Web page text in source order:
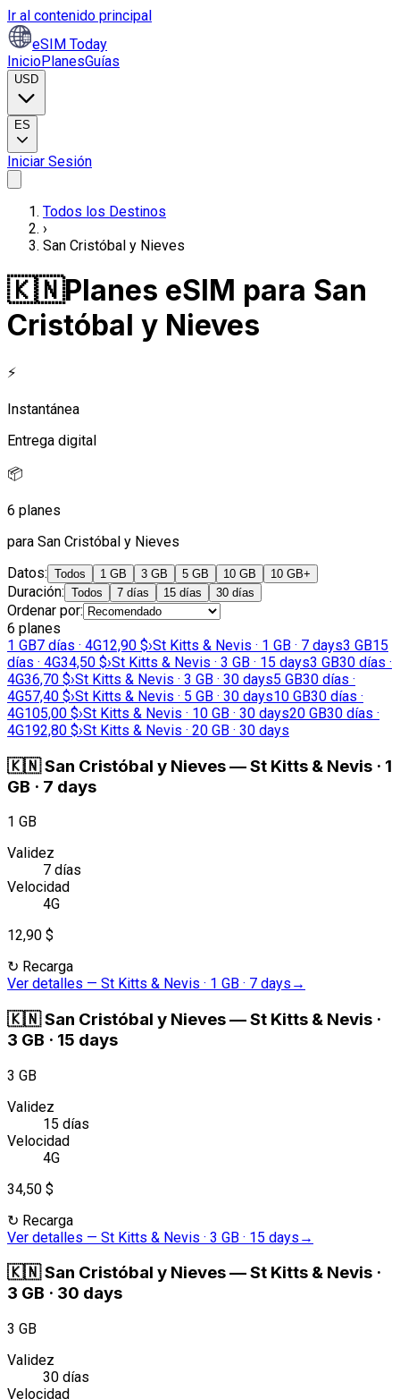
Ir al contenido principal
eSIM Today
InicioPlanesGuías
USD
ES
Iniciar Sesión
Todos los Destinos
›
San Cristóbal y Nieves
🇰🇳Planes eSIM para San
Cristóbal y Nieves
⚡
Instantánea
Entrega digital
📦
6 planes
para San Cristóbal y Nieves
Datos: Todos 1 GB 3 GB 5 GB 10 GB 10 GB+
Duración: Todos 7 días 15 días 30 días
Ordenar por:
6 planes
1 GB7 días · 4G12,90 $›St Kitts & Nevis · 1 GB · 7 days3 GB15
días · 4G34,50 $›St Kitts & Nevis · 3 GB · 15 days3 GB30 días ·
4G36,70 $›St Kitts & Nevis · 3 GB · 30 days5 GB30 días ·
4G57,40 $›St Kitts & Nevis · 5 GB · 30 days10 GB30 días ·
4G105,00 $›St Kitts & Nevis · 10 GB · 30 days20 GB30 días ·
4G192,80 $›St Kitts & Nevis · 20 GB · 30 days
🇰🇳San Cristóbal y Nieves—St Kitts & Nevis · 1
GB · 7 days
1 GB
Validez
7 días
Velocidad
4G
12,90 $
↻ Recarga
Ver detalles — St Kitts & Nevis · 1 GB · 7 days →
🇰🇳San Cristóbal y Nieves—St Kitts & Nevis ·
3 GB · 15 days
3 GB
Validez
15 días
Velocidad
4G
34,50 $
↻ Recarga
Ver detalles — St Kitts & Nevis · 3 GB · 15 days →
🇰🇳San Cristóbal y Nieves—St Kitts & Nevis ·
3 GB · 30 days
3 GB
Validez
30 días
Velocidad